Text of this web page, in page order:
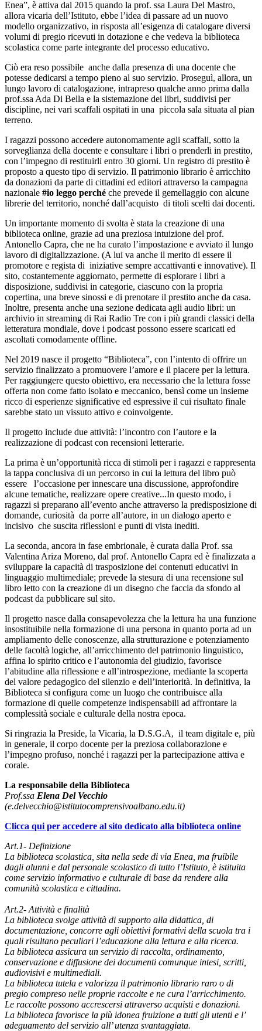
Enea”, è attiva dal 2015 quando la prof. ssa Laura Del Mastro,
allora vicaria dell’Istituto, ebbe l’idea di passare ad un nuovo
modello organizzativo, in risposta all’esigenza di catalogare diversi
volumi di pregio ricevuti in dotazione e che vedeva la biblioteca
scolastica come parte integrante del processo educativo.
Ciò era reso possibile anche dalla presenza di una docente che
potesse dedicarsi a tempo pieno al suo servizio. Proseguì, allora, un
lungo lavoro di catalogazione, intrapreso qualche anno prima dalla
prof.ssa Ada Di Bella e la sistemazione dei libri, suddivisi per
discipline, nei vari scaffali ospitati in una piccola sala situata al pian
terreno.
I ragazzi possono accedere autonomamente agli scaffali, sotto la
sorveglianza della docente e consultare i libri o prenderli in prestito,
con l’impegno di restituirli entro 30 giorni. Un registro di prestito è
proposto a questo tipo di servizio. Il patrimonio librario è arricchito
da donazioni da parte di cittadini ed editori attraverso la campagna
nazionale #io leggo perché che prevede il gemellaggio con alcune
librerie del territorio, nonché dall’acquisto di titoli scelti dai docenti.
Un importante momento di svolta è stata la creazione di una
biblioteca online, grazie ad una preziosa intuizione del prof.
Antonello Capra, che ne ha curato l’impostazione e avviato il lungo
lavoro di digitalizzazione. (A lui va anche il merito di essere il
promotore e regista di iniziative sempre accattivanti e innovative). Il
sito, costantemente aggiornato, permette di esplorare i libri a
disposizione, suddivisi in categorie, ciascuno con la propria
copertina, una breve sinossi e di prenotare il prestito anche da casa.
Inoltre, presenta anche una sezione dedicata agli audio libri: un
archivio in streaming di Rai Radio Tre con i più grandi classici della
letteratura mondiale, dove i podcast possono essere scaricati ed
ascoltati comodamente offline.
Nel 2019 nasce il progetto “Biblioteca”, con l’intento di offrire un
servizio finalizzato a promuovere l’amore e il piacere per la lettura.
Per raggiungere questo obiettivo, era necessario che la lettura fosse
offerta non come fatto isolato e meccanico, bensì come un insieme
ricco di esperienze significative ed espressive il cui risultato finale
sarebbe stato un vissuto attivo e coinvolgente.
Il progetto include due attività: l’incontro con l’autore e la
realizzazione di podcast con recensioni letterarie.
La prima è un’opportunità ricca di stimoli per i ragazzi e rappresenta
la tappa conclusiva di un percorso in cui la lettura del libro può
essere l’occasione per innescare una discussione, approfondire
alcune tematiche, realizzare opere creative...In questo modo, i
ragazzi si preparano all’evento anche attraverso la predisposizione di
domande, curiosità da porre all’autore, in un dialogo aperto e
incisivo che suscita riflessioni e punti di vista inediti.
La seconda, ancora in fase embrionale, è curata dalla Prof. ssa
Valentina Ariza Moreno, dal prof. Antonello Capra ed è finalizzata a
sviluppare la capacità di trasposizione dei contenuti educativi in
linguaggio multimediale; prevede la stesura di una recensione sul
libro letto con la creazione di un disegno che faccia da sfondo al
podcast da pubblicare sul sito.
Il progetto nasce dalla consapevolezza che la lettura ha una funzione
insostituibile nella formazione di una persona in quanto porta ad un
ampliamento delle conoscenze, alla strutturazione e potenziamento
delle facoltà logiche, all’arricchimento del patrimonio linguistico,
affina lo spirito critico e l’autonomia del giudizio, favorisce
l’abitudine alla riflessione e all’introspezione, mediante la scoperta
del valore pedagogico del silenzio e dell’interiorità. In definitiva, la
Biblioteca si configura come un luogo che contribuisce alla
formazione di quelle competenze indispensabili ad affrontare la
complessità sociale e culturale della nostra epoca.
Si ringrazia la Preside, la Vicaria, la D.S.G.A, il team digitale e, più
in generale, il corpo docente per la preziosa collaborazione e
l’impegno profuso, nonché i ragazzi per la partecipazione attiva e
corale.
La responsabile della Biblioteca
Prof.ssa Elena Del Vecchio
(e.delvecchio@istitutocomprensivoalbano.edu.it)
Clicca qui per accedere al sito dedicato alla biblioteca online
Art.1- Definizione
La biblioteca scolastica, sita nella sede di via Enea, ma fruibile
dagli alunni e dal personale scolastico di tutto l’Istituto, è istituita
come servizio informativo e culturale di base da rendere alla
comunità scolastica e cittadina.
Art.2- Attività e finalità
La biblioteca svolge attività di supporto alla didattica, di
documentazione, concorre agli obiettivi formativi della scuola tra i
quali risultano peculiari l’educazione alla lettura e alla ricerca.
La biblioteca assicura un servizio di raccolta, ordinamento,
conservazione e diffusione dei documenti comunque intesi, scritti,
audiovisivi e multimediali.
La biblioteca tutela e valorizza il patrimonio librario raro o di
pregio compreso nelle proprie raccolte e ne cura l’arricchimento.
Le raccolte possono accrescersi attraverso acquisti e donazioni.
La biblioteca favorisce la più idonea fruizione a tutti gli utenti e l’
adeguamento del servizio all’ utenza svantaggiata.